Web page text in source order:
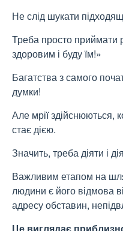
Не слід шукати
Треба просто приймати
здоровим і буду їм!»
Багатства з самого
думки!
Але мрії здійснюються,
стає дією.
Значить, треба діяти і
Важливим етапом на
людини є його відмова
адресу обставин,